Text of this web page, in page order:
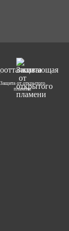
Защита от открытого
пламени